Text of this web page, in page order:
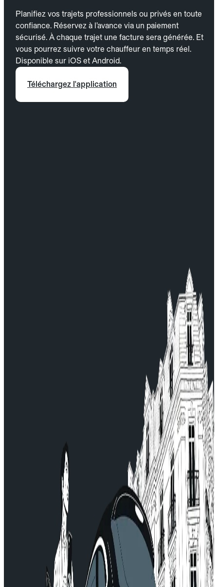
Planifiez vos trajets professionnels ou privés en toute
confiance. Réservez à l’avance via un paiement
sécurisé. À chaque trajet une facture sera générée. Et
vous pourrez suivre votre chauffeur en temps réel.
Disponible sur iOS et Android.
Téléchargez l'application